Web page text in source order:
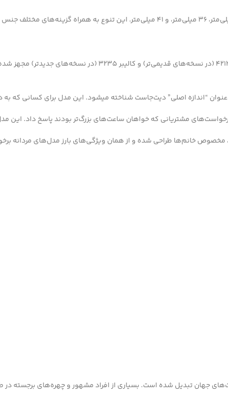
دیت‌جاست در اندازه‌های مختلف عرضه میشود، از جمله 31 میلی‌متر، 36 میلی‌متر، و 41
رولکس دیت‌جاست با استفاده از مکانیزم‌های داخلی کالیبر4213
جهان تبدیل شده است. بسیاری از افراد مشهور و چهره‌های برجسته در